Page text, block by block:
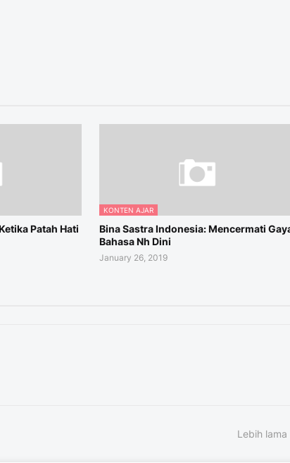
Patah Hati
KONTEN AJAR
Bina Sastra Indonesia: Mencermati
Bahasa Nh Dini
January 26, 2019
Lebih lama